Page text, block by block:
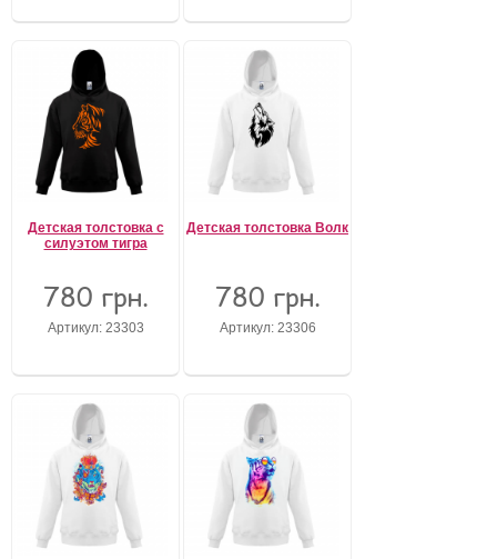
Детская толстовка с
силуэтом тигра
780 грн.
Артикул: 23303
Детская толстовка Волк
780 грн.
Артикул: 23306